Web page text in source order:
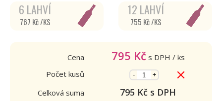
6 LAHVÍ
767 Kč /KS
12 LAHVÍ
755 Kč /KS
Cena 795 Kč s DPH / ks
Počet kusů
- +
Celková suma 795 Kč s DPH